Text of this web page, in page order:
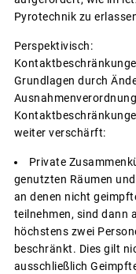
Pyrotechnik zu
Perspektivisch:
Grundlagen durch
weiter verschärft:
Private
genutzten Räumen
an denen nicht
teilnehmen, sind dann
höchstens zwei
beschränkt. Dies gilt
ausschließlich